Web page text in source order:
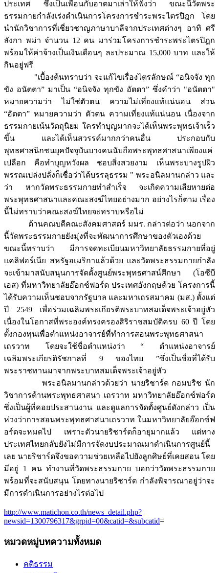
ประเทศ ซึ่งเป็นเพื่อนกับอาตมาเล่าให้ฟังว่า ขณะนี้วัดพระ
ธรรมกายกำลังเร่งดำเนินการโครงการชำระพระไตรปิฎก โดย
นำนักวิชาการที่เชี่ยวชาญภาษาบาลีจากประเทศต่างๆ อาทิ ศรี
ลังกา พม่า จำนวน 12 คน มาร่วมโครงการชำระพระไตรปิฎก
พร้อมให้ค่าจ้างเป็นเงินเดือนๆ ละประมาณ 15,000 บาท และให้
กินอยู่ฟรี
"เบื้องต้นทราบว่า จะแก้ไขเรื่องไตรลักษณ์ “อนิจจัง ทุก
ขัง อนัตตา” มาเป็น “อนิจจัง ทุกขัง อัตตา” ซึ่งคำว่า "อนัตตา"
หมายความว่า ไม่ใช่ตัวตน ความไม่เที่ยงแท้แน่นอน ส่วน
“อัตตา” หมายความว่า ตัวตน ความเที่ยงแท้แน่นอน เนื่องจาก
ธรรมกายเน้นวัตถุนิยม ใครทำบุญมากจะได้เห็นพระพุทธเจ้าเร็ว
ขึ้น และได้เห็นสวรรค์มากกว่าคนอื่น ประกอบกับ
พุทธศาสนิกชนยุคปัจจุบันบางคนนับถือพระพุทธศาสนาเพียงแค่
เปลือก คือทำบุญหวังผล ชอบสิ่งสวยงาม เห็นพระบางรูปผิว
พรรณเปล่งปลั่งก็เชื่อว่าได้บรรลุธรรม " พระอนิลมานกล่าว และ
ว่า หากวัดพระธรรมกายทำสำเร็จ จะเกิดความเสียหายต่อ
พระพุทธศาสนาและคณะสงฆ์ไทยอย่างมาก อย่างไรก็ตาม เรื่อง
นี้ไม่ทราบว่าคณะสงฆ์ไทยจะทราบหรือไม่
ด้านคณบดีคณะสังคมศาสตร์ มมร. กล่าวต่อว่า นอกจาก
นี้วัดพระธรรมกายยังมุ่งที่จะพัฒนาการศึกษาของตัวเองด้วย
ขณะนี้ทราบว่า มีการจดทะเบียนมหาวิทยาลัยธรรมกายที่อยู่
แคลิฟอร์เนีย สหรัฐอเมริกาแล้วด้วย และวัดพระธรรมกายกำลัง
จะเข้ามาสนับสนุนการจัดตั้งศูนย์พระพุทธศาสน์ศึกษา (โอซีบี
เอส) ที่มหาวิทยาลัยอ๊อกซ์ฟอร์ด ประเทศอังกฤษด้วย โครงการนี้
ได้รับความเห็นชอบจากรัฐบาล และมหาเถรสมาคม (มส.) ตั้งแต่
ปี 2549 เพื่อร่วมเฉลิมพระเกียรติพระบาทสมเด็จพระเจ้าอยู่หัว
เนื่องในโอกาสที่พระองค์ทรงครองสิริราชสมบัติครบ 60 ปี โดย
ตั้งกองทุนเพื่อตำแหน่งอาจารย์ที่ทำการสอนพระพุทธศาสนา
เถรวาท โดยจะใช้ชื่อตำแหน่งว่า “ ตำแหน่งอาจารย์
เฉลิมพระเกียรติรัชกาลที่ 9 ของไทย ”ซึ่งเป็นชื่อที่ได้รับ
พระราชทานมาจากพระบาทสมเด็จพระเจ้าอยู่หัว
พระอนิลมานกล่าวด้วยว่า นายริชาร์ด กอมบริช นัก
วิชาการด้านพระพุทธศาสนา เถรวาท มหาวิทยาลัยอ๊อกซ์ฟอร์ด
ซึ่งเป็นผู้ที่คอยประสานงาน และดูแลการจัดตั้งศูนย์ดังกล่าว เป็น
ห่วงว่าการสอนพระพุทธศาสนาเถรวาท ในมหาวิทยาลัยอ๊อกซ์ฟ
อร์ดจะหมดไป เพราะตัวนายริชาร์ดก็อายุมากแล้ว แต่ทาง
ประเทศไทยกลับยังไม่มีการจัดงบประมาณมาดำเนินการศูนย์นี้
เลย นายริชาร์ดจึงขอความช่วยเหลือไปยังลูกศิษย์ที่เคยสอน โดย
มีอยู่ 1 คน ทำงานที่วัดพระธรรมกาย บอกว่าวัดพระธรรมกาย
พร้อมที่จะสนับสนุน โดยทางนายริชาร์ด กำลังพิจารณาอยู่ว่าจะ
มีการดำเนินการอย่างไรต่อไป
http://www.matichon.co.th/news_detail.php?
newsid=1300796317&grpid=00&catid=&subcatid=
หมวดหมู่บทความทั้งหมด
คติธรรม